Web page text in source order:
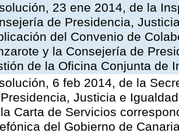
23 ene 2014, de la
de Presidencia,
del Convenio de
y la Consejería de
de la Oficina Conjunta de
6 feb 2014, de la
Justicia e
Carta de Servicios
del Gobierno de